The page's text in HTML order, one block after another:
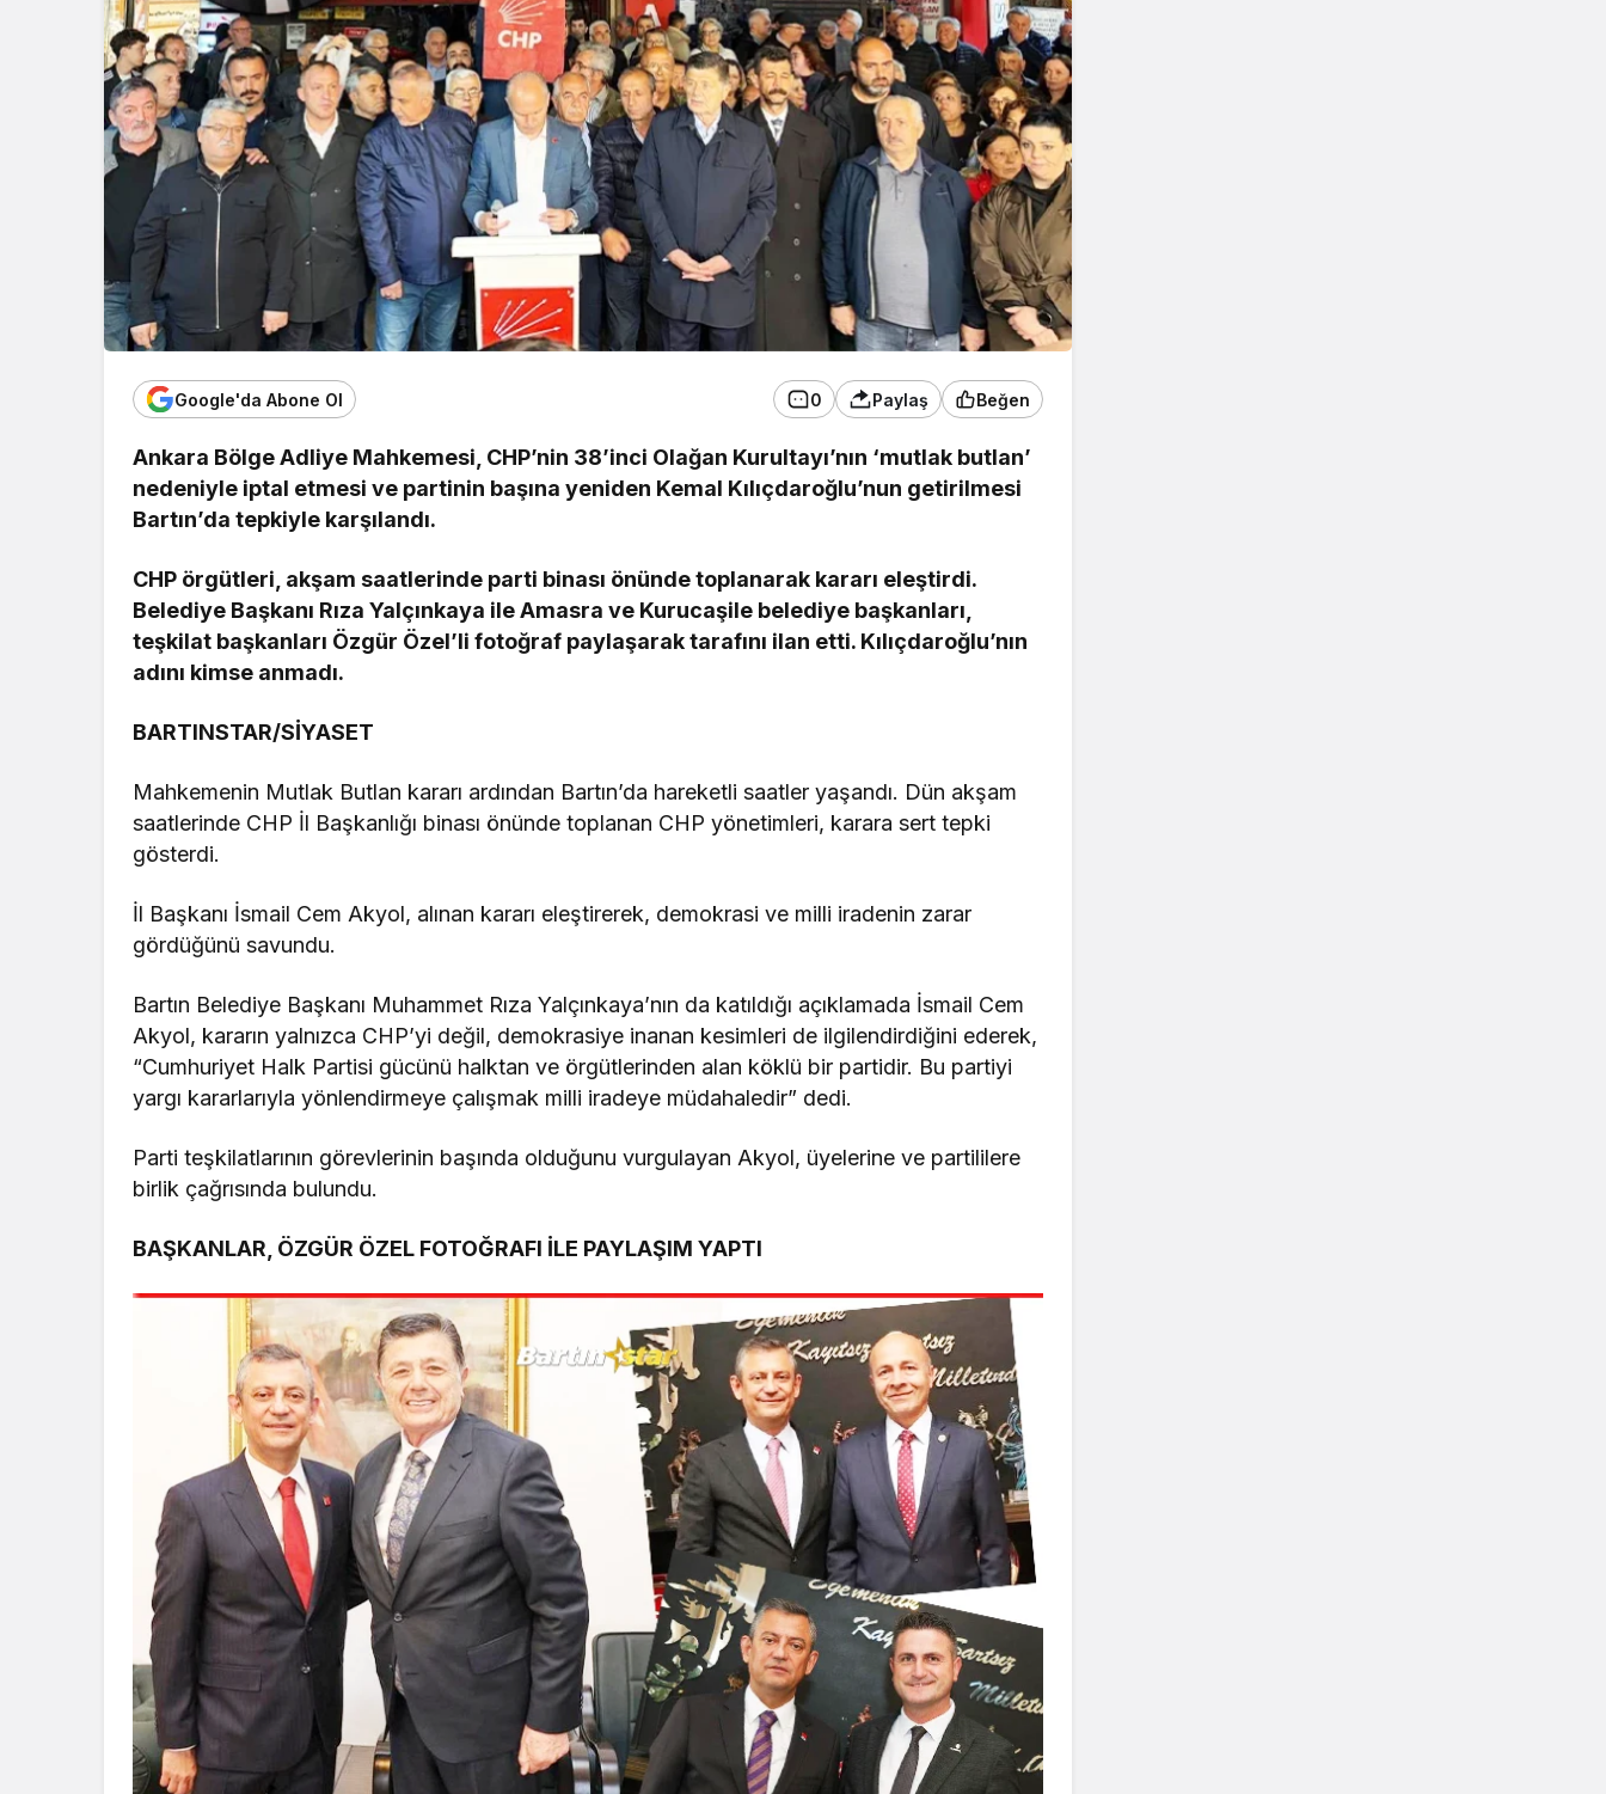
Google'da Abone Ol 0 Paylaş Beğen
Ankara Bölge Adliye Mahkemesi, CHP’nin 38’inci Olağan Kurultayı’nın ‘mutlak butlan’
nedeniyle iptal etmesi ve partinin başına yeniden Kemal Kılıçdaroğlu’nun getirilmesi
Bartın’da tepkiyle karşılandı.
CHP örgütleri, akşam saatlerinde parti binası önünde toplanarak kararı eleştirdi.
Belediye Başkanı Rıza Yalçınkaya ile Amasra ve Kurucaşile belediye başkanları,
teşkilat başkanları Özgür Özel’li fotoğraf paylaşarak tarafını ilan etti. Kılıçdaroğlu’nın
adını kimse anmadı.
BARTINSTAR/SİYASET
Mahkemenin Mutlak Butlan kararı ardından Bartın’da hareketli saatler yaşandı. Dün akşam
saatlerinde CHP İl Başkanlığı binası önünde toplanan CHP yönetimleri, karara sert tepki
gösterdi.
İl Başkanı İsmail Cem Akyol, alınan kararı eleştirerek, demokrasi ve milli iradenin zarar
gördüğünü savundu.
Bartın Belediye Başkanı Muhammet Rıza Yalçınkaya’nın da katıldığı açıklamada İsmail Cem
Akyol, kararın yalnızca CHP’yi değil, demokrasiye inanan kesimleri de ilgilendirdiğini ederek,
“Cumhuriyet Halk Partisi gücünü halktan ve örgütlerinden alan köklü bir partidir. Bu partiyi
yargı kararlarıyla yönlendirmeye çalışmak milli iradeye müdahaledir” dedi.
Parti teşkilatlarının görevlerinin başında olduğunu vurgulayan Akyol, üyelerine ve partililere
birlik çağrısında bulundu.
BAŞKANLAR, ÖZGÜR ÖZEL FOTOĞRAFI İLE PAYLAŞIM YAPTI